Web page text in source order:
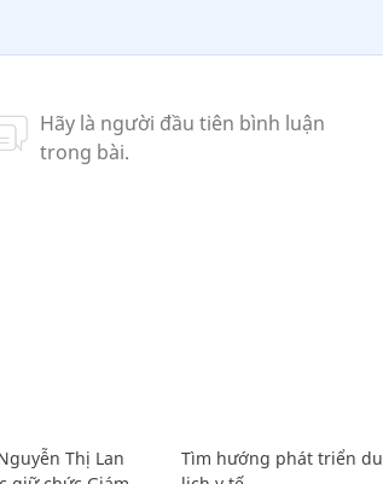
Thị Lan
Tìm hướng phát triển du